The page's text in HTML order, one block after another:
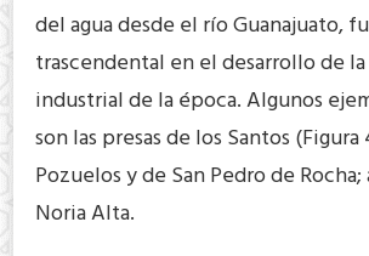
del agua desde el río Guanajuato,
trascendental en el desarrollo de
industrial de la época. Algunos
son las presas de los Santos (Figura
Pozuelos y de San Pedro de
Noria Alta.